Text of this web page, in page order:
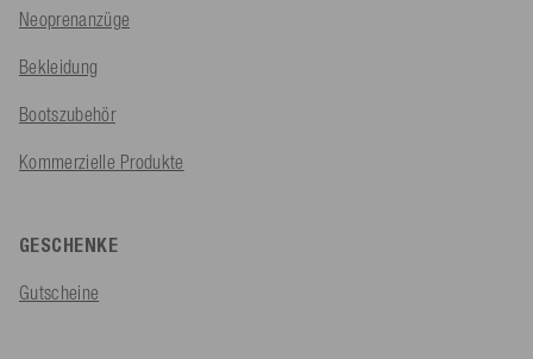
Neoprenanzüge
Bekleidung
Bootszubehör
Kommerzielle Produkte
GESCHENKE
Gutscheine